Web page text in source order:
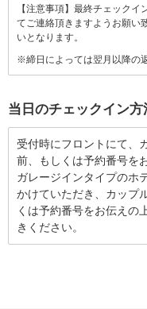
【注意事項】最終チェック
てご連絡頂きますようお願い
いとなります。
※締日によっては翌月以降の
当日のチェックイン方
受付時にフロントにて、
前、もしくは予約番号を
ガレージインタイプのホ
かけていただき、カップ
くは予約番号をお伝えの
きください。